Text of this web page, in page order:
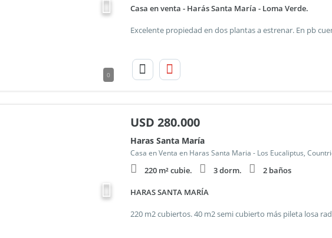
0
Casa en venta - Harás Santa María - Loma Verde.
USD 280.000
Haras Santa María
Casa en Venta en Haras Santa Maria - Los Eucaliptus,
220 m² cubie. 3 dorm. 2 baños
HARAS SANTA MARÍA